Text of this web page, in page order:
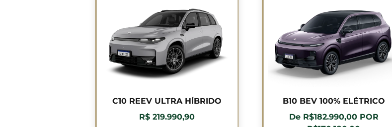
C10 REEV ULTRA HÍBRIDO
R$ 219.990,90
B10 BEV 100% ELÉTRICO
De R$182.990,00 POR